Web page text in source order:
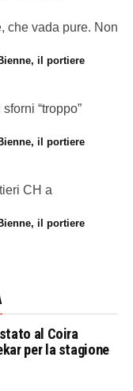
che vada pure. Non
il portiere
“troppo”
il portiere
CH a
il portiere
al Coira
per la stagione